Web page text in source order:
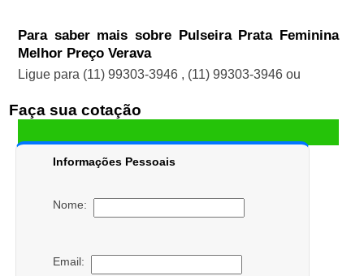
Para saber mais sobre Pulseira Prata Feminina
Melhor Preço Verava
Ligue para (11) 99303-3946 , (11) 99303-3946 ou
Faça sua cotação
Informações Pessoais
Nome:
Email: